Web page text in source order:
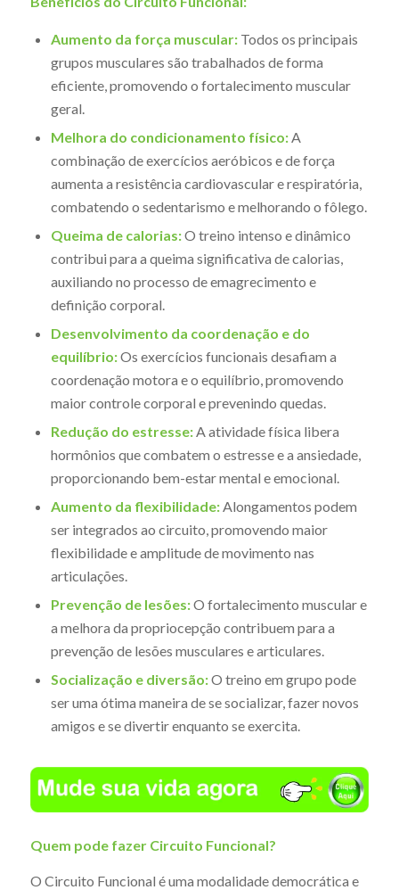
Aumento da força muscular:Todos os principais
grupos musculares são trabalhados de forma
eficiente, promovendo o fortalecimento muscular
geral.
Melhora do condicionamento físico:A
combinação de exercícios aeróbicos e de força
aumenta a resistência cardiovascular e respiratória,
combatendo o sedentarismo e melhorando o fôlego.
Queima de calorias:O treino intenso e dinâmico
contribui para a queima significativa de calorias,
auxiliando no processo de emagrecimento e
definição corporal.
Desenvolvimento da coordenação e do
equilíbrio:Os exercícios funcionais desafiam a
coordenação motora e o equilíbrio, promovendo
maior controle corporal e prevenindo quedas.
Redução do estresse:A atividade física libera
hormônios que combatem o estresse e a ansiedade,
proporcionando bem-estar mental e emocional.
Aumento da flexibilidade:Alongamentos podem
ser integrados ao circuito, promovendo maior
flexibilidade e amplitude de movimento nas
articulações.
Prevenção de lesões:O fortalecimento muscular e
a melhora da propriocepção contribuem para a
prevenção de lesões musculares e articulares.
Socialização e diversão:O treino em grupo pode
ser uma ótima maneira de se socializar, fazer novos
amigos e se divertir enquanto se exercita.
Quem pode fazer Circuito Funcional?
O Circuito Funcional é uma modalidade democrática e